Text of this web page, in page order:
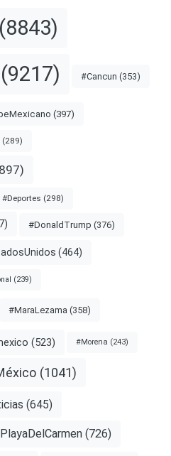
(8843)
(9217) #Cancun (353)
(397)
(289)
#Deportes (298)
#DonaldTrump (376)
(464)
(239)
#MaraLezama (358)
(523) #Morena (243)
(1041)
(645)
(726)